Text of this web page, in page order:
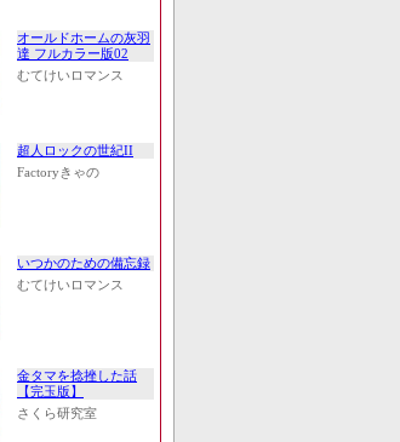
オールドホームの灰羽
達 フルカラー版02
むてけいロマンス
超人ロックの世紀II
Factoryきゃの
いつかのための備忘録
むてけいロマンス
金タマを捻挫した話
【完玉版】
さくら研究室